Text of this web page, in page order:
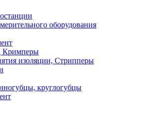
оборудования
Кримперы
изоляции, Стрипперы
круглогубцы